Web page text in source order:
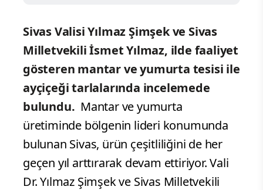
Sivas Valisi Yılmaz Şimşek ve Sivas
Milletvekili İsmet Yılmaz, ilde faaliyet
gösteren mantar ve yumurta tesisi ile
ayçiçeği tarlalarında incelemede
bulundu. Mantar ve yumurta
üretiminde bölgenin lideri konumunda
bulunan Sivas, ürün çeşitliliğini de her
geçen yıl arttırarak devam ettiriyor. Vali
Dr. Yılmaz Şimşek ve Sivas Milletvekili